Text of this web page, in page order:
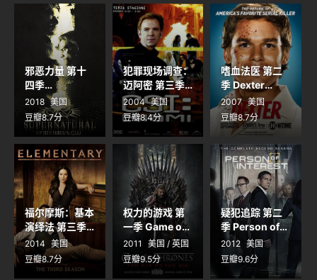
邪恶力量 第十
四季
Supernatural
Season 14
2018 美国
豆瓣8.7分
犯罪现场调查：
迈阿密 第三季
CSI: Miami
Season 3
2004 美国
豆瓣8.4分
嗜血法医 第二
季 Dexter
Season 2
2007 美国
豆瓣8.7分
福尔摩斯：基本
演绎法 第三季
Elementary
Season 3
2014 美国
豆瓣8.7分
权力的游戏 第
一季 Game of
Thrones
Season 1
2011
美国 / 英国
豆瓣9.5分
疑犯追踪 第二
季 Person of
Interest
Season 2
2012 美国
豆瓣9.6分